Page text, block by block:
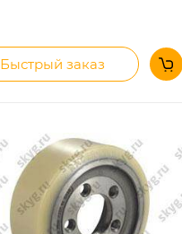
Быстрый заказ